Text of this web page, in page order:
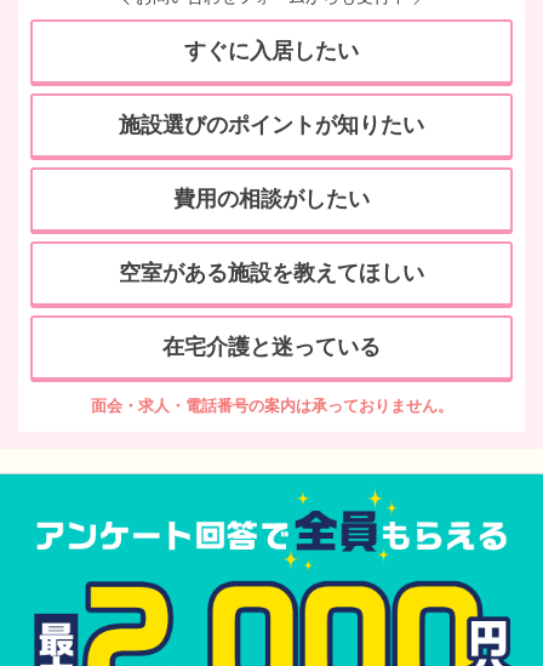
すぐに入居したい
施設選びのポイントが知りたい
費用の相談がしたい
空室がある施設を教えてほしい
在宅介護と迷っている
面会・求人・電話番号の案内は承っておりません。